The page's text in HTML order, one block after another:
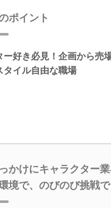
ポイント
ー好き必見！企画から売
タイル自由な職場
かけにキャラクター
境で、のびのび挑戦